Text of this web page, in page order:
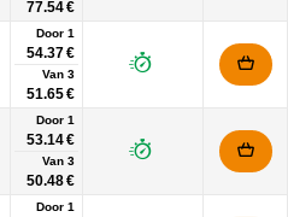
77.54 €
Door 1
54.37 €
Van 3
51.65 €
Door 1
53.14 €
Van 3
50.48 €
Door 1